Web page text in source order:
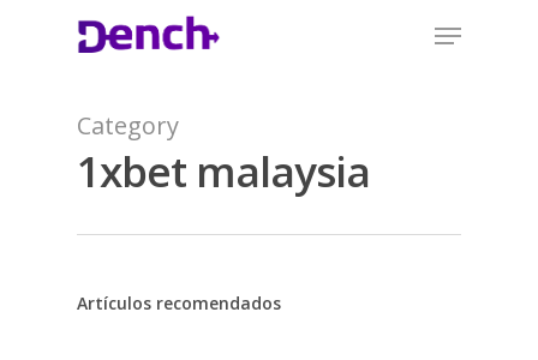
Category
1xbet malaysia
Artículos recomendados